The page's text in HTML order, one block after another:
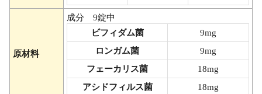
原材料
成分 9錠中
ビフィダム菌
9mg
ロンガム菌
9mg
フェーカリス菌
18mg
アシドフィルス菌
18mg